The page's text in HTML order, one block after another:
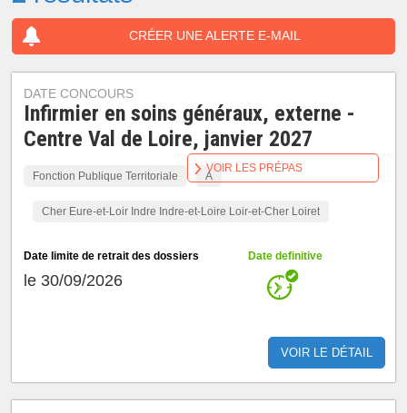
CRÉER UNE ALERTE E-MAIL
DATE CONCOURS
Infirmier en soins généraux, externe -
Centre Val de Loire, janvier 2027
Fonction Publique Territoriale A
Cher Eure-et-Loir Indre Indre-et-Loire Loir-et-Cher Loiret
Date limite de retrait des dossiers
le 30/09/2026
Date definitive
VOIR LE DÉTAIL
VOIR LES PRÉPAS